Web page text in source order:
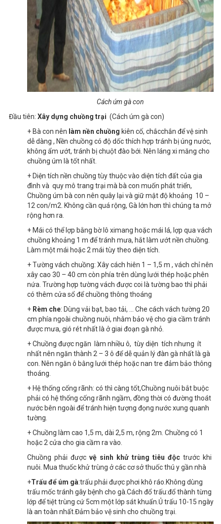
Cách úm gà con
Đầu tiên: Xây dựng chuồng trại (Cách úm gà con)
+ Bà con nên làm nền chuồng kiên cố, chắcchắn để vệ sinh
dễ dàng , Nền chuồng có độ dốc thích hợp tránh bị úng nước,
không ẩm ướt, tránh bị chuột đào bới. Nên láng xi măng cho
chuồng úm là tốt nhất.
+ Diện tích nền chuồng tùy thuộc vào diện tích đất của gia
đình và quy mô trang trại mà bà con muốn phát triển,
Chuồng úm bà con nên quây lại và giữ mật độ khoảng 10 –
12 con/m2. Không cần quá rộng, Gà lớn hơn thì chúng ta mở
rộng hơn ra.
+ Mái có thể lợp bằng bờ lô ximang hoặc mái lá, lợp qua vách
chuồng khoảng 1 m để tránh mưa, hắt làm ướt nền chuồng.
Làm một mái hoặc 2 mái tùy theo diện tích.
+ Tường vách chuồng: Xây cách hiên 1 – 1,5 m , vách chỉ nên
xây cao 30 – 40 cm còn phía trên dùng lưới thép hoặc phên
nứa. Trường hợp tường vách được coi là tường bao thì phải
có thêm cửa sổ để chuồng thông thoáng
+ Rèm che: Dùng vải bạt, bao tải, … Che cách vách tường 20
cm phía ngoài chuồng nuôi, nhằm bảo vệ cho gia cầm tránh
được mưa, gió rét nhất là ở giai đoạn gà nhỏ.
+ Chuồng được ngăn làm nhiều ô, tùy diện tích nhưng ít
nhất nên ngăn thành 2 – 3 ô để dễ quản lý đàn gà nhất là gà
con. Nên ngăn ô bằng lưới thép hoặc nan tre đảm bảo thông
thoáng.
+ Hệ thống cống rãnh: có thì càng tốt,Chuồng nuôi bắt buộc
phải có hệ thống cống rãnh ngầm, đồng thời có đường thoát
nước bên ngoài để tránh hiện tượng đọng nước xung quanh
tường.
+ Chuồng làm cao 1,5 m, dài 2,5 m, rộng 2m. Chuồng có 1
hoặc 2 cửa cho gia cầm ra vào.
Chuồng phải được vệ sinh khử trùng tiêu độc trước khi
nuôi. Mua thuốc khử trùng ở các cơ sở thuốc thú y gần nhà
+Trấu để úm gà:trấu phải được phơi khô ráo.Không dùng
trấu mốc tránh gây bệnh cho gà.Cách đổ trấu:đổ thành từng
lớp để tiệt trùng cứ 5cm một lớp sát khuẩn.Ủ trấu 10-15 ngày
là an toàn nhất.Đảm bảo vệ sinh cho chuồng trại.